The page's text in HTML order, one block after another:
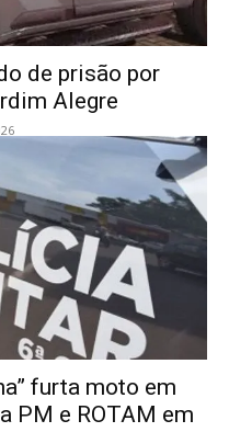
de prisão por
Alegre
furta moto em
PM e ROTAM em